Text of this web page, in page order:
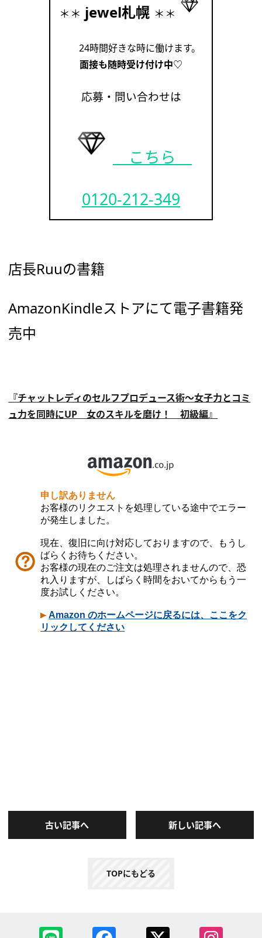
＊＊ jewel札幌 ＊＊
24時間好きな時に働けます。
面接も随時受け付け中♡
応募・問い合わせは
こちら
0120-212-349
店長Ruuの書籍
AmazonKindleストアにて電子書籍発
売中
『チャットレディのセルフプロデュース術～女子力とコミ
ュ力を同時にUP 女のスキルを磨け！ 初級編』
古い記事へ 新しい記事へ
TOPにもどる